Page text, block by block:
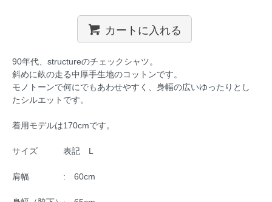
カートに入れる
90年代、structureのチェックシャツ。
斜めに畝の走る中厚手生地のコットンです。
モノトーンで何にでもあわせやすく、身幅の広いゆったりとし
たシルエットです。
着用モデルは170cmです。
サイズ 表記 L
肩幅 : 60cm